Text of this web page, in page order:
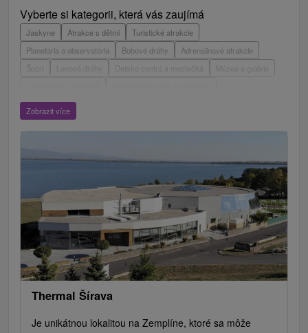
Vyberte si kategorii, která vás zaujímá
Jaskyne Atrakce s dětmi
Turistické atrakcie
Planetária a observatória
Bobové dráhy
Adrenalinové atrakcie
Detské centrá a mestečká
Múzeá a galérie
ZOO a zvieracie farmy
Hrady, zámky, zrúcaniny
Jazerá, plesá, vodné nádrže
Jazda na koni
Túry a turistické chodníky
Horské chaty Kaštiele
Divadlá
Sakrálne miesta
Plte, rafting, splavy
Lyžiarske strediská
Mestské a zámocké parky
Architektonické stavby
Golfové ihriská
Amfiteátre a kiná v prírode
Cyklotrasy Vínne cesty
Zobrazit více
Thermal Šírava
Je unikátnou lokalitou na Zemplíne, ktoré sa môže